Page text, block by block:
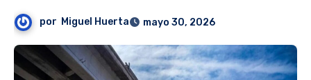
por Miguel Huerta mayo 30, 2026